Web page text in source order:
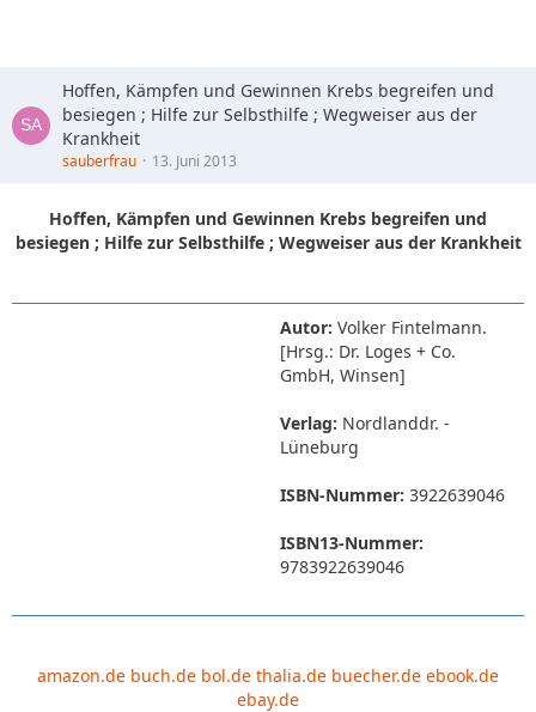
Hoffen, Kämpfen und Gewinnen Krebs begreifen und
besiegen ; Hilfe zur Selbsthilfe ; Wegweiser aus der
Krankheit
sauberfrau 13. Juni 2013
Hoffen, Kämpfen und Gewinnen Krebs begreifen und
besiegen ; Hilfe zur Selbsthilfe ; Wegweiser aus der Krankheit
Autor: Volker Fintelmann.
[Hrsg.: Dr. Loges + Co.
GmbH, Winsen]
Verlag: Nordlanddr. -
Lüneburg
ISBN-Nummer: 3922639046
ISBN13-Nummer:
9783922639046
amazon.de buch.de bol.de thalia.de buecher.de ebook.de
ebay.de